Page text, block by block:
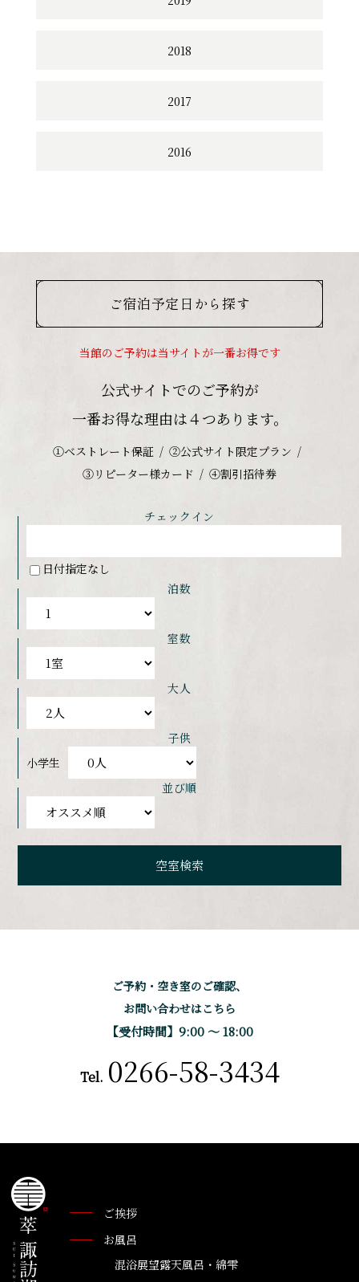
2018
2017
2016
ご宿泊予定日から探す
当館のご予約は当サイトが一番お得です
公式サイトでのご予約が
一番お得な理由は４つあります。
①ベストレート保証
②公式サイト限定プラン
③リピーター様カード
④割引招待券
チェックイン
日付指定なし
泊数
室数
大人
子供
小学生
並び順
ご予約・空き室のご確認、
お問い合わせはこちら
【受付時間】9:00 〜 18:00
Tel. 0266-58-3434
ご挨拶
お風呂
混浴展望露天風呂・綿雫